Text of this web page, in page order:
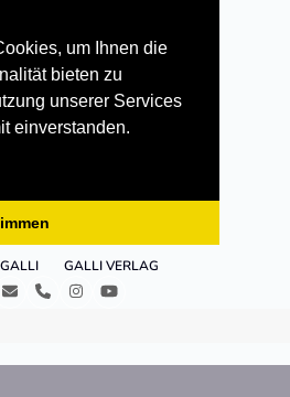
um Ihnen die
bieten zu
unserer Services
einverstanden.
GALLI VERLAG
E- TelefonInstagramYouTube